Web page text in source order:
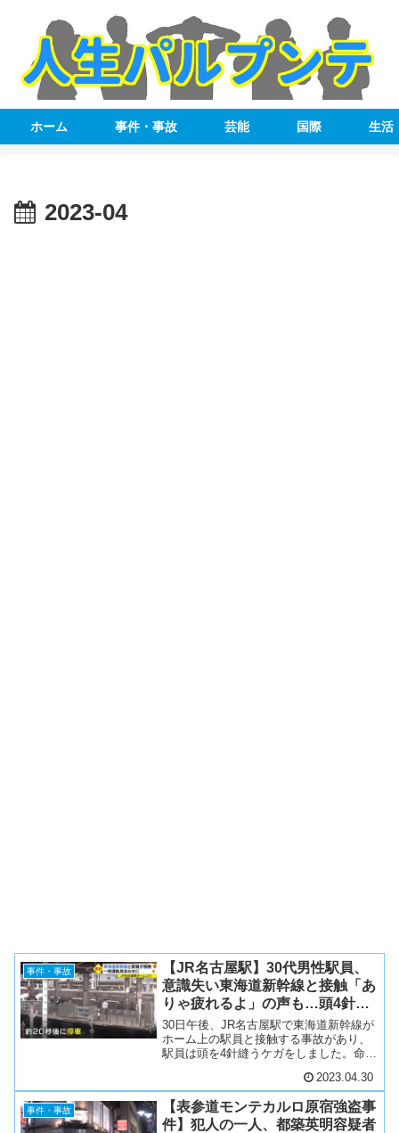
ホーム 事件・事故 芸能 国際 生活
2023-04
事件・事故
【JR名古屋駅】30代男性駅員、
意識失い東海道新幹線と接触「あ
りゃ疲れるよ」の声も…頭4針縫
うケガ、事件性なし
30日午後、JR名古屋駅で東海道新幹線が
ホーム上の駅員と接触する事故があり、
駅員は頭を4針縫うケガをしました。命に
海などによりますと、午後0時半すぎ、
JR名古屋駅の東海道新幹線上りのホーム
で、「駅員が意...
2023.04.30
事件・事故
【表参道モンテカルロ原宿強盗事
件】犯人の一人、都築英明容疑者